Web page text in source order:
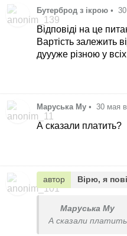
Бутерброд з ікрою •
Відповіді на це
Вартість залежить
дуууже різною у
Маруська Му • 30 мая
А сказали платить?
автор Вірю, я
Маруська Му
А сказали